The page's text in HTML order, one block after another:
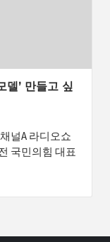
델’ 만들고 싶
널A 라디오쇼
국민의힘 대표